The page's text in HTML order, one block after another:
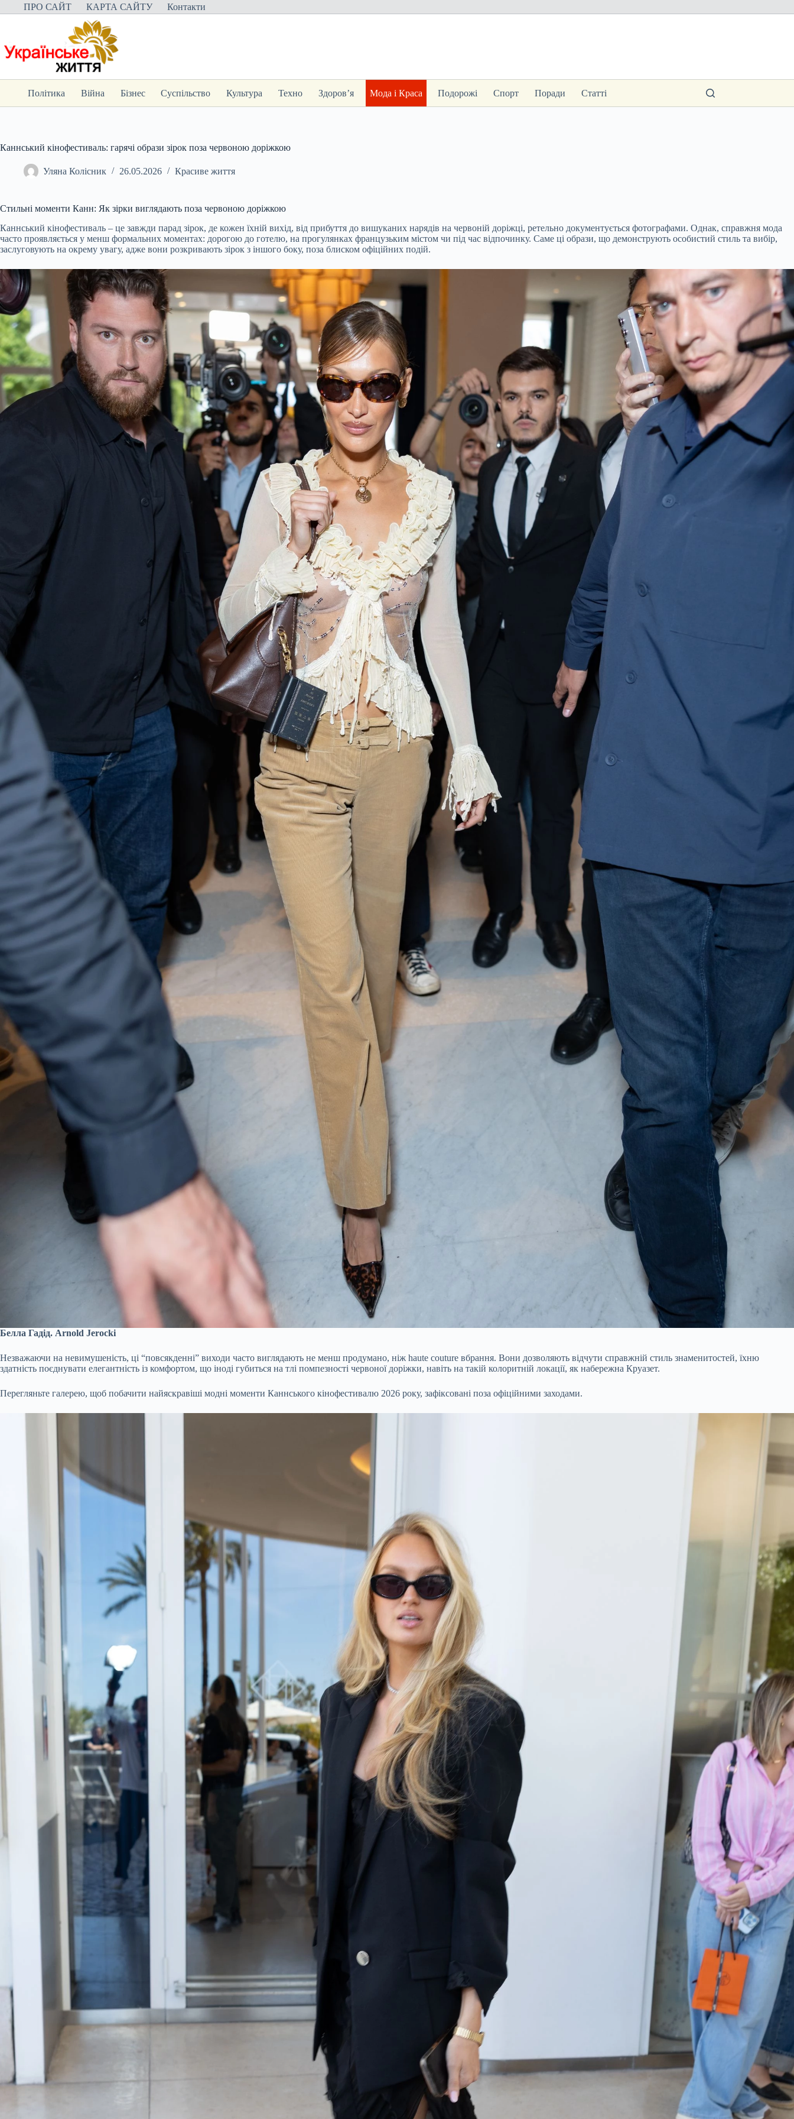
Перейти
до
ПРО САЙТ КАРТА САЙТУ Контакти
Політика Війна Бізнес Суспільство Культура Техно Здоров’я Мода і Краса Подорожі Спорт Поради Статті
Каннський кінофестиваль: гарячі образи зірок поза червоною доріжкою
Уляна Колісник 26.05.2026 Красиве життя
Стильні моменти Канн: Як зірки виглядають поза червоною доріжкою
Каннський кінофестиваль – це завжди парад зірок, де кожен їхній вихід, від прибуття до вишуканих нарядів на червоній доріжці, ретельно документується фотографами. Однак, справжня мода
часто проявляється у менш формальних моментах: дорогою до готелю, на прогулянках французьким містом чи під час відпочинку. Саме ці образи, що демонструють особистий стиль та вибір,
заслуговують на окрему увагу, адже вони розкривають зірок з іншого боку, поза блиском офіційних подій.
Белла Гадід. Arnold Jerocki
Незважаючи на невимушеність, ці “повсякденні” виходи часто виглядають не менш продумано, ніж haute couture вбрання. Вони дозволяють відчути справжній стиль знаменитостей, їхню
здатність поєднувати елегантність із комфортом, що іноді губиться на тлі помпезності червоної доріжки, навіть на такій колоритній локації, як набережна Круазет.
Перегляньте галерею, щоб побачити найяскравіші модні моменти Каннського кінофестивалю 2026 року, зафіксовані поза офіційними заходами.